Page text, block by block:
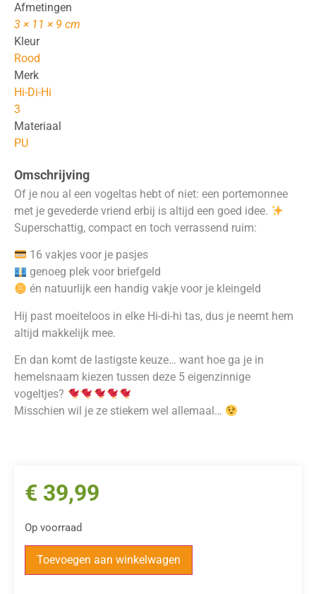
Afmetingen
3 × 11 × 9 cm
Kleur
Rood
Merk
Hi-Di-Hi
3
Materiaal
PU
Omschrijving
Of je nou al een vogeltas hebt of niet: een portemonnee
met je gevederde vriend erbij is altijd een goed idee.
Superschattig, compact en toch verrassend ruim:
16 vakjes voor je pasjes
genoeg plek voor briefgeld
én natuurlijk een handig vakje voor je kleingeld
Hij past moeiteloos in elke Hi-di-hi tas, dus je neemt hem
altijd makkelijk mee.
En dan komt de lastigste keuze… want hoe ga je in
hemelsnaam kiezen tussen deze 5 eigenzinnige
vogeltjes?
Misschien wil je ze stiekem wel allemaal…
€ 39,99
Op voorraad
Toevoegen aan winkelwagen